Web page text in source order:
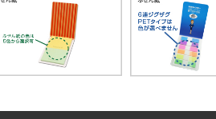
標準タイプ
40.81
標準タイプ
れふせん
カバー付
ーなし